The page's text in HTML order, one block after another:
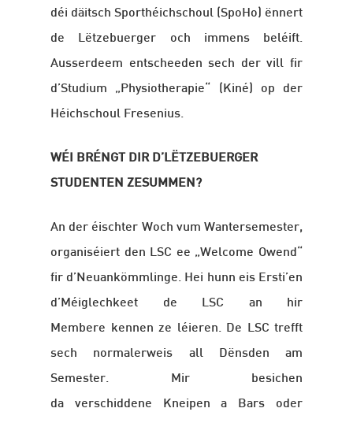
déi däitsch Sporthéichschoul (SpoHo) ënnert
de Lëtzebuerger och immens beléift.
Ausserdeem entscheeden sech der vill fir
d’Studium „Physiotherapie“ (Kiné) op der
Héichschoul Fresenius.
WÉI BRÉNGT DIR D’LËTZEBUERGER
STUDENTEN ZESUMMEN?
An der éischter Woch vum Wantersemester,
organiséiert den LSC ee „Welcome Owend“
fir d’Neuankömmlinge. Hei hunn eis Ersti’en
d’Méiglechkeet de LSC an hir
Membere kennen ze léieren. De LSC trefft
sech normalerweis all Dënsden am
Semester. Mir besichen
da verschiddene Kneipen a Bars oder